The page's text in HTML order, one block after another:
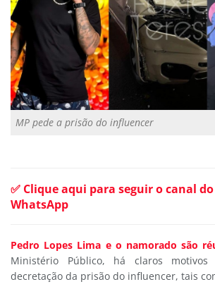
MP pede a prisão do influencer
✅ Clique aqui para seguir o canal
WhatsApp
Pedro Lopes Lima e o namorado são
Ministério Público, há claros
decretação da prisão do influencer, tais